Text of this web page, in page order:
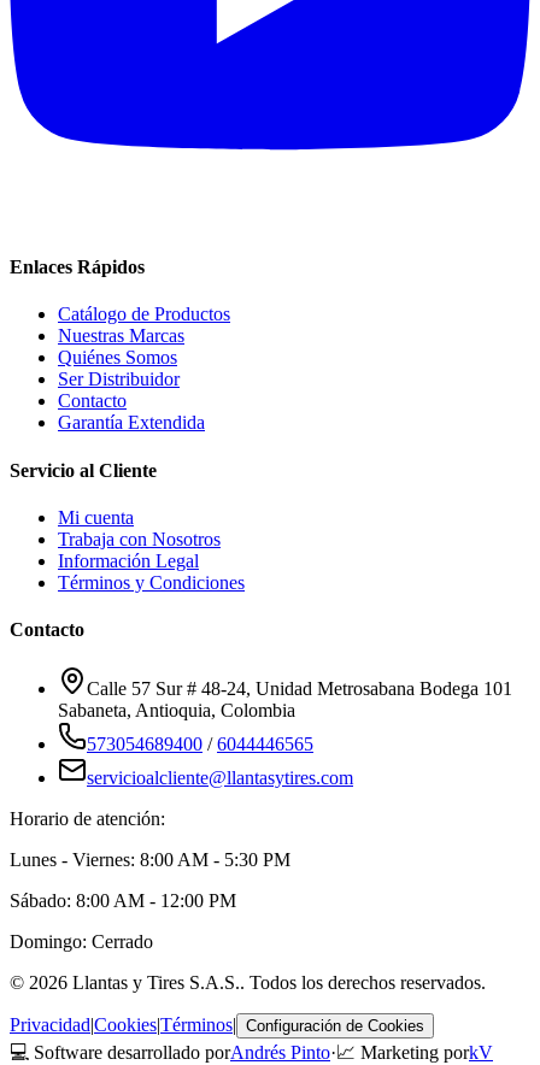
Enlaces Rápidos
Catálogo de Productos
Nuestras Marcas
Quiénes Somos
Ser Distribuidor
Contacto
Garantía Extendida
Servicio al Cliente
Mi cuenta
Trabaja con Nosotros
Información Legal
Términos y Condiciones
Contacto
Calle 57 Sur # 48-24, Unidad Metrosabana Bodega 101
Sabaneta, Antioquia, Colombia
573054689400 /6044446565
servicioalcliente@llantasytires.com
Horario de atención:
Lunes - Viernes: 8:00 AM - 5:30 PM
Sábado: 8:00 AM - 12:00 PM
Domingo: Cerrado
© 2026 Llantas y Tires S.A.S.. Todos los derechos reservados.
Privacidad|Cookies|Términos| Configuración de Cookies
💻 Software desarrollado porAndrés Pinto·📈 Marketing porkV